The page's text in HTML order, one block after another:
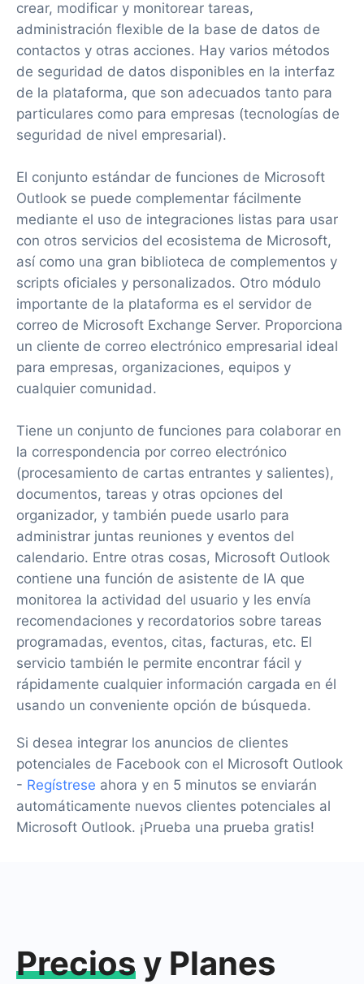
crear, modificar y monitorear tareas,
administración flexible de la base de datos de
contactos y otras acciones. Hay varios métodos
de seguridad de datos disponibles en la interfaz
de la plataforma, que son adecuados tanto para
particulares como para empresas (tecnologías de
seguridad de nivel empresarial).
El conjunto estándar de funciones de Microsoft
Outlook se puede complementar fácilmente
mediante el uso de integraciones listas para usar
con otros servicios del ecosistema de Microsoft,
así como una gran biblioteca de complementos y
scripts oficiales y personalizados. Otro módulo
importante de la plataforma es el servidor de
correo de Microsoft Exchange Server. Proporciona
un cliente de correo electrónico empresarial ideal
para empresas, organizaciones, equipos y
cualquier comunidad.
Tiene un conjunto de funciones para colaborar en
la correspondencia por correo electrónico
(procesamiento de cartas entrantes y salientes),
documentos, tareas y otras opciones del
organizador, y también puede usarlo para
administrar juntas reuniones y eventos del
calendario. Entre otras cosas, Microsoft Outlook
contiene una función de asistente de IA que
monitorea la actividad del usuario y les envía
recomendaciones y recordatorios sobre tareas
programadas, eventos, citas, facturas, etc. El
servicio también le permite encontrar fácil y
rápidamente cualquier información cargada en él
usando un conveniente opción de búsqueda.
Si desea integrar los anuncios de clientes
potenciales de Facebook con el Microsoft Outlook
- Regístrese ahora y en 5 minutos se enviarán
automáticamente nuevos clientes potenciales al
Microsoft Outlook. ¡Prueba una prueba gratis!
Preciosy Planes